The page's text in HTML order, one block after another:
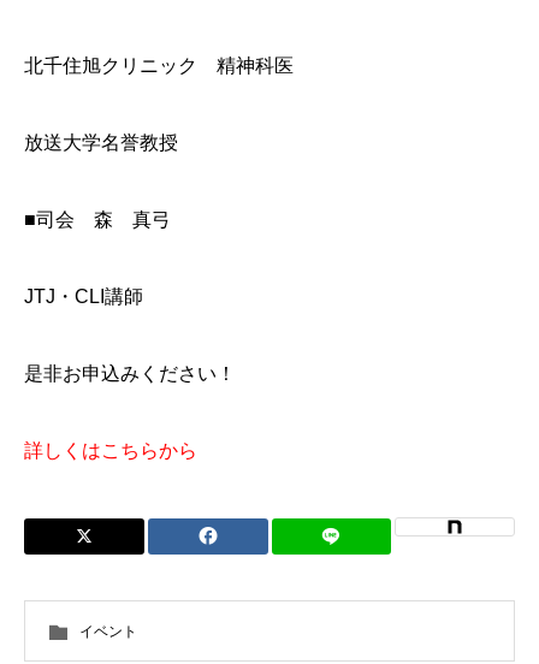
北千住旭クリニック 精神科医
放送大学名誉教授
■司会 森 真弓
JTJ・CLI講師
是非お申込みください！
詳しくはこちらから
イベント